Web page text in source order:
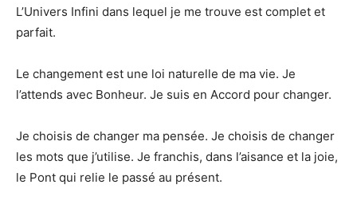
L’Univers Infini dans lequel je me trouve est complet et
parfait.
Le changement est une loi naturelle de ma vie. Je
l’attends avec Bonheur. Je suis en Accord pour changer.
Je choisis de changer ma pensée. Je choisis de changer
les mots que j’utilise. Je franchis, dans l’aisance et la joie,
le Pont qui relie le passé au présent.